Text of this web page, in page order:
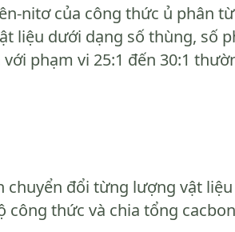
nitơ của công thức ủ phân
liệu dưới dạng số thùng, số
phạm vi 25:1 đến 30:1
chuyển đổi từng lượng vật
công thức và chia tổng